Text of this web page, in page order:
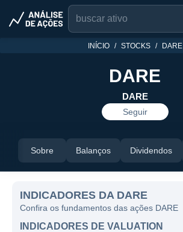
INÍCIO STOCKS DARE
DARE
DARE
Seguir
Sobre Balanços Dividendos
INDICADORES DA DARE
Confira os fundamentos das ações DARE
INDICADORES DE VALUATION